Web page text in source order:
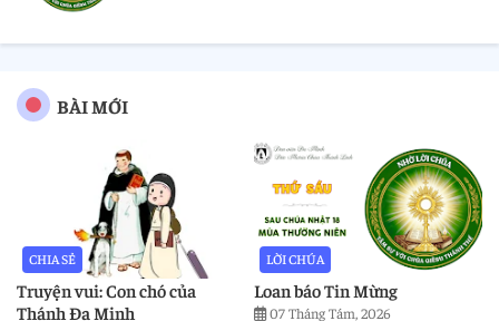
BÀI MỚI
CHIA SẺ
Truyện vui: Con chó của
Thánh Đa Minh
LỜI CHÚA
Loan báo Tin Mừng
07 Tháng Tám, 2026